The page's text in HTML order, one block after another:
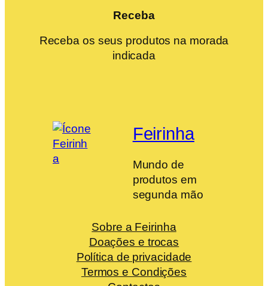
Receba
Receba os seus produtos na morada
indicada
Feirinha
Mundo de
produtos em
segunda mão
Sobre a Feirinha
Doações e trocas
Política de privacidade
Termos e Condições